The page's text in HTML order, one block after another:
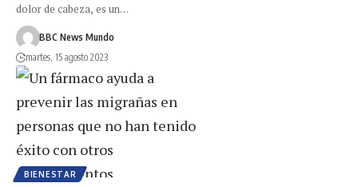
dolor de cabeza, es un…
BBC News Mundo
martes, 15 agosto 2023
BIENESTAR